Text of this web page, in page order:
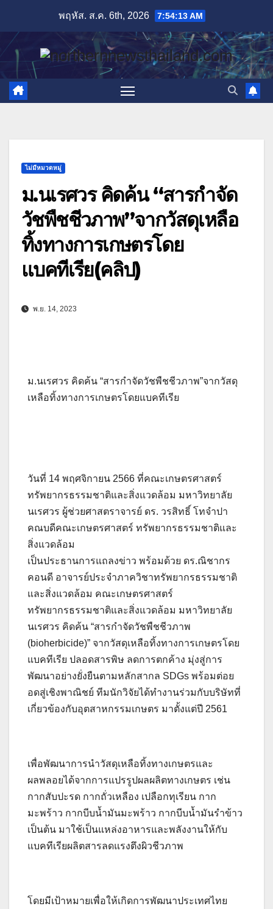
content
พฤหัส. ส.ค. 6th, 2026 7:54:14 AM
ไม่มีหมวดหมู่
ม.นเรศวร คิดค้น “สารกำจัด
วัชพืชชีวภาพ”จากวัสดุเหลือ
ทิ้งทางการเกษตรโดย
แบคทีเรีย(คลิป)
พ.ย. 14, 2023
ม.นเรศวร คิดค้น “สารกำจัดวัชพืชชีวภาพ”จากวัสดุ
เหลือทิ้งทางการเกษตรโดยแบคทีเรีย
วันที่ 14 พฤศจิกายน 2566 ที่คณะเกษตรศาสตร์
ทรัพยากรธรรมชาติและสิ่งแวดล้อม มหาวิทยาลัย
นเรศวร ผู้ช่วยศาสตราจารย์ ดร. วรสิทธิ์ โทจำปา
คณบดีคณะเกษตรศาสตร์ ทรัพยากรธรรมชาติและ
สิ่งแวดล้อม
เป็นประธานการแถลงข่าว พร้อมด้วย ดร.ณิชากร
คอนดี อาจารย์ประจำภาควิชาทรัพยากรธรรมชาติ
และสิ่งแวดล้อม คณะเกษตรศาสตร์
ทรัพยากรธรรมชาติและสิ่งแวดล้อม มหาวิทยาลัย
นเรศวร คิดค้น “สารกำจัดวัชพืชชีวภาพ
(bioherbicide)” จากวัสดุเหลือทิ้งทางการเกษตรโดย
แบคทีเรีย ปลอดสารพิษ ลดการตกค้าง มุ่งสู่การ
พัฒนาอย่างยั่งยืนตามหลักสากล SDGs พร้อมต่อย
อดสู่เชิงพาณิชย์ ทีมนักวิจัยได้ทำงานร่วมกับบริษัทที่
เกี่ยวข้องกับอุตสาหกรรมเกษตร มาตั้งแต่ปี 2561
เพื่อพัฒนาการนำวัสดุเหลือทิ้งทางเกษตรและ
ผลพลอยได้จากการแปรรูปผลผลิตทางเกษตร เช่น
กากสับปะรด กากถั่วเหลือง เปลือกทุเรียน กาก
มะพร้าว กากบีบน้ำมันมะพร้าว กากบีบน้ำมันรำข้าว
เป็นต้น มาใช้เป็นแหล่งอาหารและพลังงานให้กับ
แบคทีเรียผลิตสารลดแรงตึงผิวชีวภาพ
โดยมีเป้าหมายเพื่อให้เกิดการพัฒนาประเทศไทย